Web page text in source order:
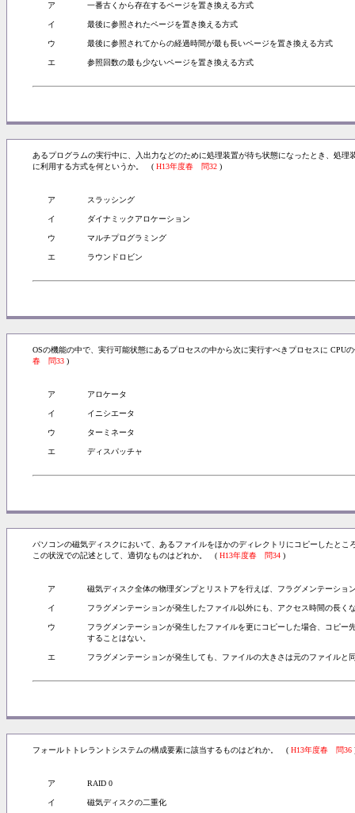
ア 一番古くから存在するページを置き換える方式
イ 最後に参照されたページを置き換える方式
ウ 最後に参照されてからの経過時間が最も長いページを置き換える方式
エ 参照回数の最も少ないページを置き換える方式
あるプログラムの実行中に、入出力などのために処理装置が待ち状態になったとき、処
に利用する方式を何というか。 ( H13年度春 問32 )
ア スラッシング
イ ダイナミックアロケーション
ウ マルチプログラミング
エ ラウンドロビン
OSの機能の中で、実行可能状態にあるプロセスの中から次に実行すべきプロセスに
春 問33 )
ア アロケータ
イ イニシエータ
ウ ターミネータ
エ ディスパッチャ
パソコンの磁気ディスクにおいて、あるファイルをほかのディレクトリにコピーしたと
この状況での記述として、適切なものはどれか。 ( H13年度春 問34 )
ア 磁気ディスク全体の物理ダンプとリストアを行えば、フラグメンテーショ
イ フラグメンテーションが発生したファイル以外にも、アクセス時間の長く
ウ
フラグメンテーションが発生したファイルを更にコピーした場合、コピ
することはない。
エ フラグメンテーションが発生しても、ファイルの大きさは元のファイルと
フォールトトレラントシステムの構成要素に該当するものはどれか。 ( H13年度春 問36
ア RAID 0
イ 磁気ディスクの二重化